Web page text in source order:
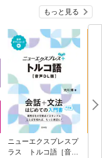
もっと見る
ニューエクスプレスプ
ラス トルコ語［音声